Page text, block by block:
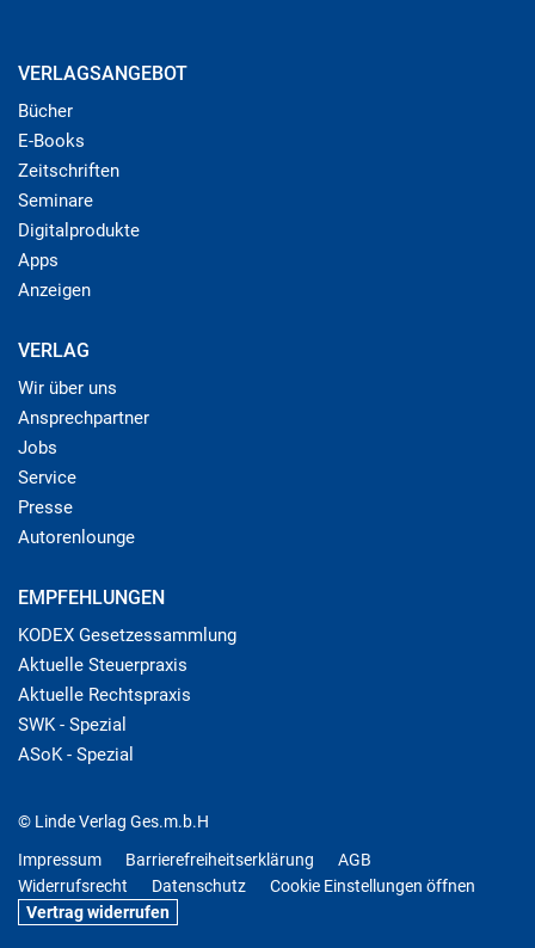
VERLAGSANGEBOT
Bücher
E-Books
Zeitschriften
Seminare
Digitalprodukte
Apps
Anzeigen
VERLAG
Wir über uns
Ansprechpartner
Jobs
Service
Presse
Autorenlounge
EMPFEHLUNGEN
KODEX Gesetzessammlung
Aktuelle Steuerpraxis
Aktuelle Rechtspraxis
SWK - Spezial
ASoK - Spezial
© Linde Verlag Ges.m.b.H
Impressum
Barrierefreiheitserklärung
AGB
Widerrufsrecht
Datenschutz
Cookie Einstellungen öffnen
Vertrag widerrufen